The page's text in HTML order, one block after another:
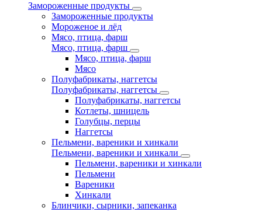
Замороженные продукты
Замороженные продукты
Мороженое и лёд
Мясо, птица, фарш
Мясо, птица, фарш
Мясо, птица, фарш
Мясо
Полуфабрикаты, наггетсы
Полуфабрикаты, наггетсы
Полуфабрикаты, наггетсы
Котлеты, шницель
Голубцы, перцы
Наггетсы
Пельмени, вареники и хинкали
Пельмени, вареники и хинкали
Пельмени, вареники и хинкали
Пельмени
Вареники
Хинкали
Блинчики, сырники, запеканка